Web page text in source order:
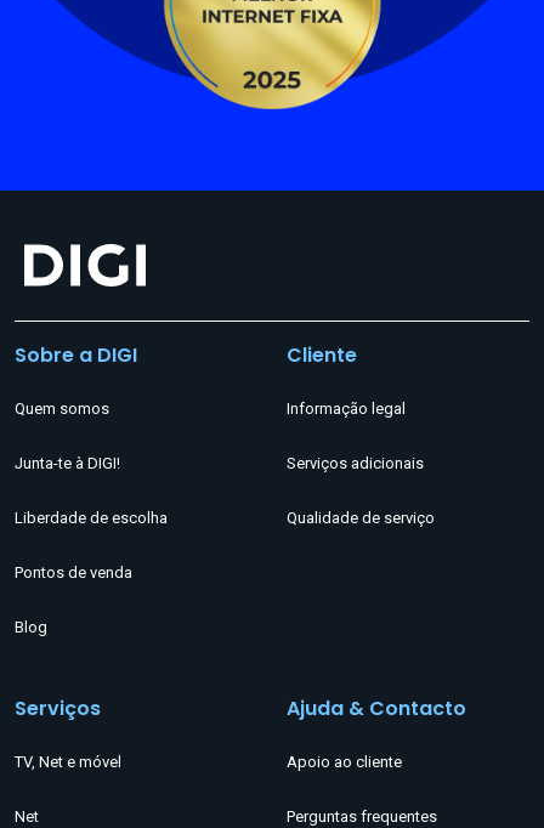
Sobre a DIGI
Quem somos
Junta-te à DIGI!
Liberdade de escolha
Pontos de venda
Blog
Cliente
Informação legal
Serviços adicionais
Qualidade de serviço
Serviços
TV, Net e móvel
Net
Ajuda & Contacto
Apoio ao cliente
Perguntas frequentes